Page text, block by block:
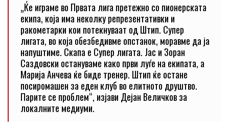
„Ќе играме во Првата лига претежно со пионерската
екипа, која има неколку репрезентативки и
ракометарки кои потекнуваат од Штип. Супер
лигата, во која обезбедивме опстанок, моравме да ја
напуштиме. Скапа е Супер лигата. Јас и Зоран
Саздовски остануваме како први луѓе на екипата, а
Марија Анчева ќе биде тренер. Штип ќе остане
посиромашен за еден клуб во елитното друштво.
Парите се проблем“, изјави Дејан Величков за
локалните медиуми.